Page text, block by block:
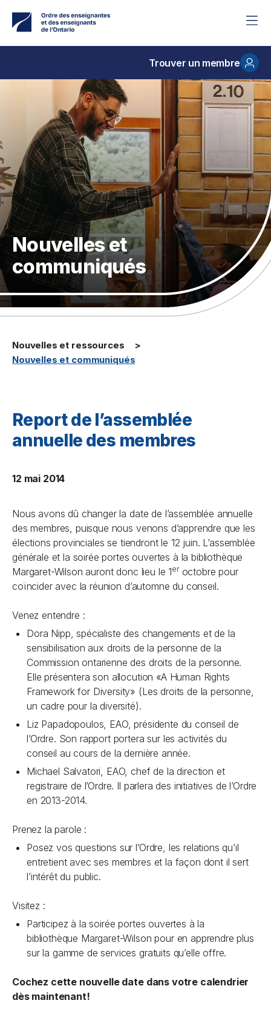
contenu
Trouver un membre
Nouvelles et
communiqués
Nouvelles et ressources
Nouvelles et communiqués
Report de l’assemblée
annuelle des membres
12 mai 2014
Nous avons dû changer la date de l’assemblée annuelle
des membres, puisque nous venons d’apprendre que les
élections provinciales se tiendront le 12 juin. L’assemblée
générale et la soirée portes ouvertes à la bibliothèque
Margaret-Wilson auront donc lieu le 1eroctobre pour
coïncider avec la réunion d’automne du conseil.
Venez entendre :
Dora Nipp, spécialiste des changements et de la
sensibilisation aux droits de la personne de la
Commission ontarienne des droits de la personne.
Elle présentera son allocution «A Human Rights
Framework for Diversity» (Les droits de la personne,
un cadre pour la diversité).
Liz Papadopoulos, EAO, présidente du conseil de
l’Ordre. Son rapport portera sur les activités du
conseil au cours de la dernière année.
Michael Salvatori, EAO, chef de la direction et
registraire de l’Ordre. Il parlera des initiatives de l’Ordre
en 2013-2014.
Prenez la parole :
Posez vos questions sur l’Ordre, les relations qu’il
entretient avec ses membres et la façon dont il sert
l’intérêt du public.
Visitez :
Participez à la soirée portes ouvertes à la
bibliothèque Margaret-Wilson pour en apprendre plus
sur la gamme de services gratuits qu’elle offre.
Cochez cette nouvelle date dans votre calendrier
dès maintenant!